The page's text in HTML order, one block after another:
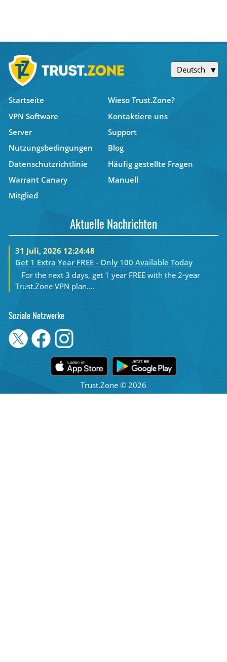
Deutsch
Startseite
Wieso Trust.Zone?
VPN Software
Kontaktiere uns
Server
Support
Nutzungsbedingungen
Blog
Datenschutzrichtlinie
Häufig gestellte Fragen
Warrant Canary
Manuell
Mitglied
Aktuelle Nachrichten
31 Juli, 2026 12:24:48
Get 1 Extra Year FREE - Only 100 Available Today
For the next 3 days, get 1 year FREE with the 2-year
Trust.Zone VPN plan....
Soziale Netzwerke
Trust.Zone © 2026